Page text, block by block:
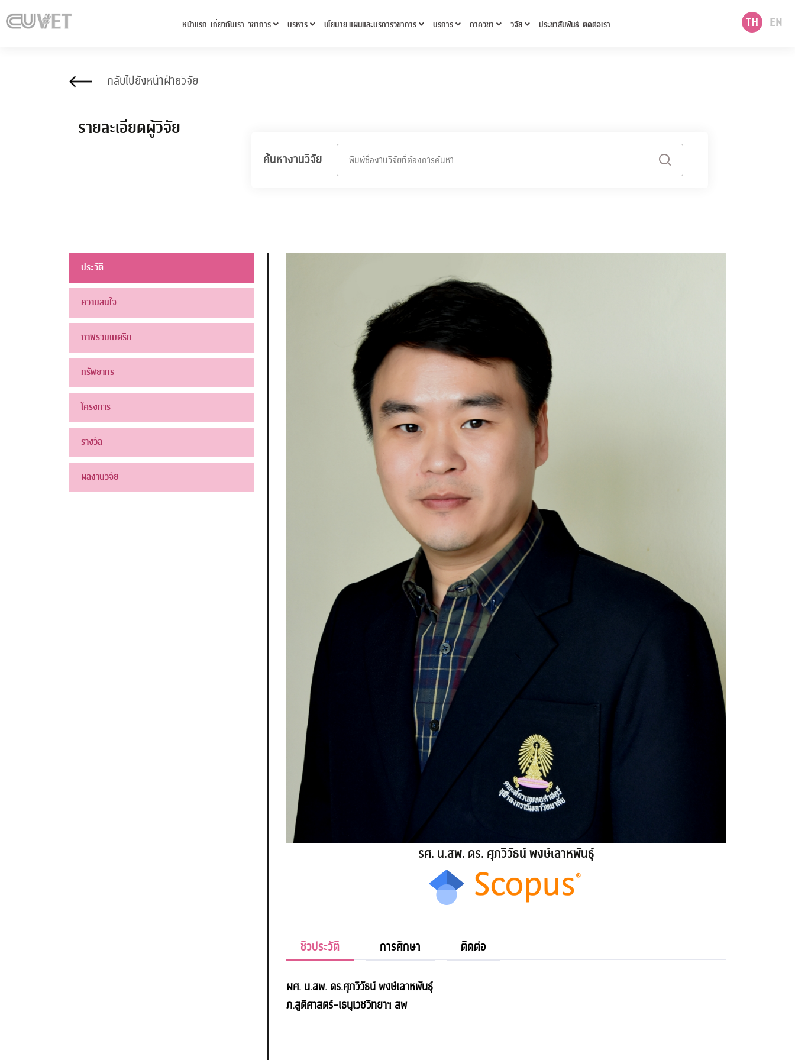
TH EN
หน้าแรก เกี่ยวกับเรา วิชาการ บริหาร นโยบาย แผนและบริการวิชาการ บริการ ภาควิชา วิจัย ประชาสัมพันธ์ ติดต่อเรา
กลับไปยังหน้าฝ่ายวิจัย
รายละเอียดผู้วิจัย
ค้นหางานวิจัย พิมพ์ชื่องานวิจัยที่ต้องการค้นหา...
ประวัติ
ความสนใจ
ภาพรวมเมตริก
ทรัพยากร
โครงการ
รางวัล
ผลงานวิจัย
รศ. น.สพ. ดร. ศุภวิวัธน์ พงษ์เลาหพันธุ์
ชีวประวัติ การศึกษา ติดต่อ
ผศ. น.สพ. ดร.ศุภวิวัธน์ พงษ์เลาหพันธุ์
ภ.สูติศาสตร์-เธนุเวชวิทยาฯ สพ